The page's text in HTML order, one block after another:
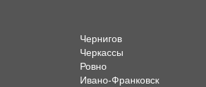
Чернигов
Черкассы
Ровно
Ивано-Франковск